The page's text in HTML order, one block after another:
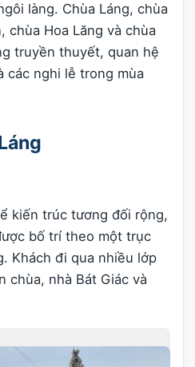
làng. Chùa Láng, chùa
chùa Hoa Lăng và chùa
truyền thuyết, quan hệ
các nghi lễ trong mùa
kiến trúc tương đối rộng,
bố trí theo một trục
Khách đi qua nhiều lớp
chùa, nhà Bát Giác và